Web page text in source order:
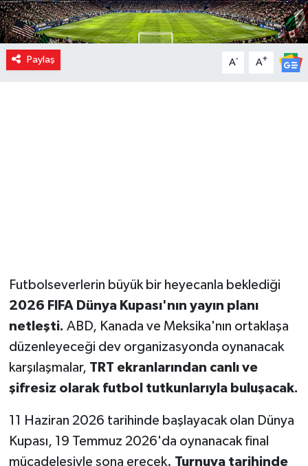
Paylaş A- A+
Futbolseverlerin büyük bir heyecanla beklediği
2026 FIFA Dünya Kupası'nın yayın planı
netleşti. ABD, Kanada ve Meksika'nın ortaklaşa
düzenleyeceği dev organizasyonda oynanacak
karşılaşmalar, TRT ekranlarından canlı ve
şifresiz olarak futbol tutkunlarıyla buluşacak.
11 Haziran 2026 tarihinde başlayacak olan Dünya
Kupası, 19 Temmuz 2026'da oynanacak final
mücadelesiyle sona erecek. Turnuva tarihinde